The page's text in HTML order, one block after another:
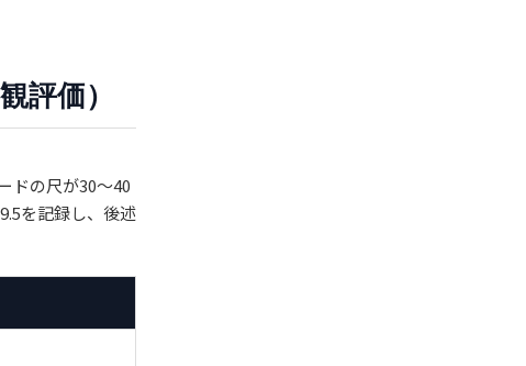
評価）
ドの尺が30〜40
を記録し、後述